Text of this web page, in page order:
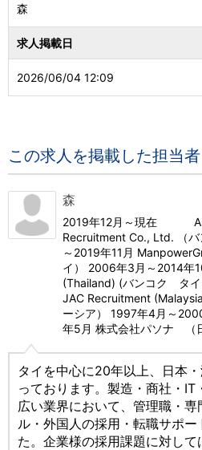
森
求人掲載日
2026/06/04 12:09
この求人を掲載した担当者
森
2019年12月～現在
Recruitment Co., Ltd. （
～2019年11月
イ） 2006年3月～2014年
(Thailand) (バンコク タ
JAC Recruitment
ーシア） 1997年4月～
年5月 株式会社パソナ （
タイを中心に20年以上、日本
っております。製造・商社・IT
広い業界において、管理職・
ル・外国人の採用・転職サポ
た。企業様の採用課題に対し